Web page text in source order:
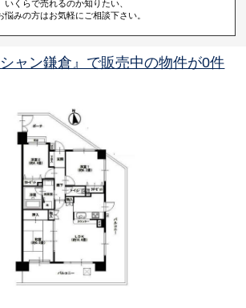
いくらで売れるのか知りたい、
悩みの方はお気軽にご相談下さい。
シャン鎌倉』で販売中の物件が0件